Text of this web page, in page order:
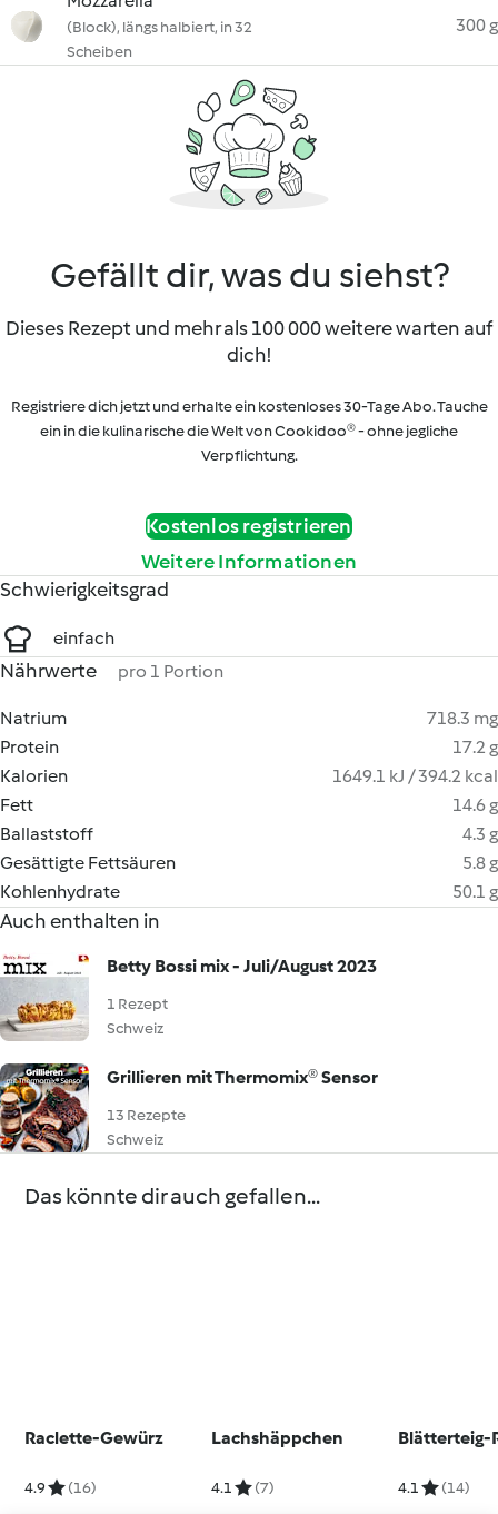
(Block), längs halbiert, in 32
Scheiben
300 g
Gefällt dir, was du siehst?
Dieses Rezept und mehr als 100 000 weitere warten auf
dich!
Registriere dich jetzt und erhalte ein kostenloses 30-Tage Abo. Tauche
ein in die kulinarische die Welt von Cookidoo® - ohne jegliche
Verpflichtung.
Kostenlos registrieren
Weitere Informationen
Schwierigkeitsgrad
einfach
Nährwerte pro 1 Portion
Natrium
718.3 mg
Protein
17.2 g
Kalorien
1649.1 kJ / 394.2 kcal
Fett
14.6 g
Ballaststoff
4.3 g
Gesättigte Fettsäuren
5.8 g
Kohlenhydrate
50.1 g
Auch enthalten in
Betty Bossi mix - Juli/August 2023
1 Rezept
Schweiz
Grillieren mit Thermomix® Sensor
13 Rezepte
Schweiz
Das könnte dir auch gefallen...
Raclette-Gewürz
4.9 (16)
Lachshäppchen
4.1 (7)
Blätterteig-
4.1 (14)